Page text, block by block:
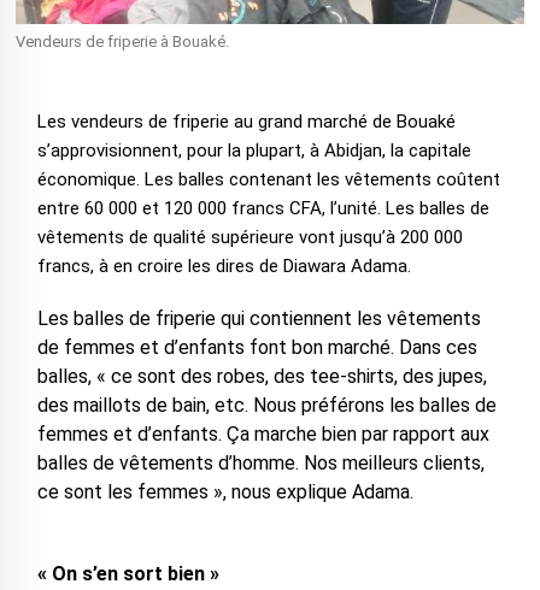
Vendeurs de friperie à Bouaké.
Les vendeurs de friperie au grand marché de Bouaké
s’approvisionnent, pour la plupart, à Abidjan, la capitale
économique. Les balles contenant les vêtements coûtent
entre 60 000 et 120 000 francs CFA, l’unité. Les balles de
vêtements de qualité supérieure vont jusqu’à 200 000
francs, à en croire les dires de Diawara Adama.
Les balles de friperie qui contiennent les vêtements
de femmes et d’enfants font bon marché. Dans ces
balles, « ce sont des robes, des tee-shirts, des jupes,
des maillots de bain, etc. Nous préférons les balles de
femmes et d’enfants. Ça marche bien par rapport aux
balles de vêtements d’homme. Nos meilleurs clients,
ce sont les femmes », nous explique Adama.
« On s’en sort bien »